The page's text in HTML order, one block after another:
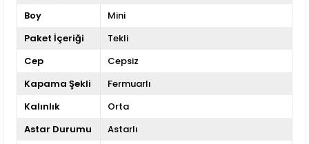
Boy
Mini
Paket İçeriği
Tekli
Cep
Cepsiz
Kapama Şekli
Fermuarlı
Kalınlık
Orta
Astar Durumu
Astarlı